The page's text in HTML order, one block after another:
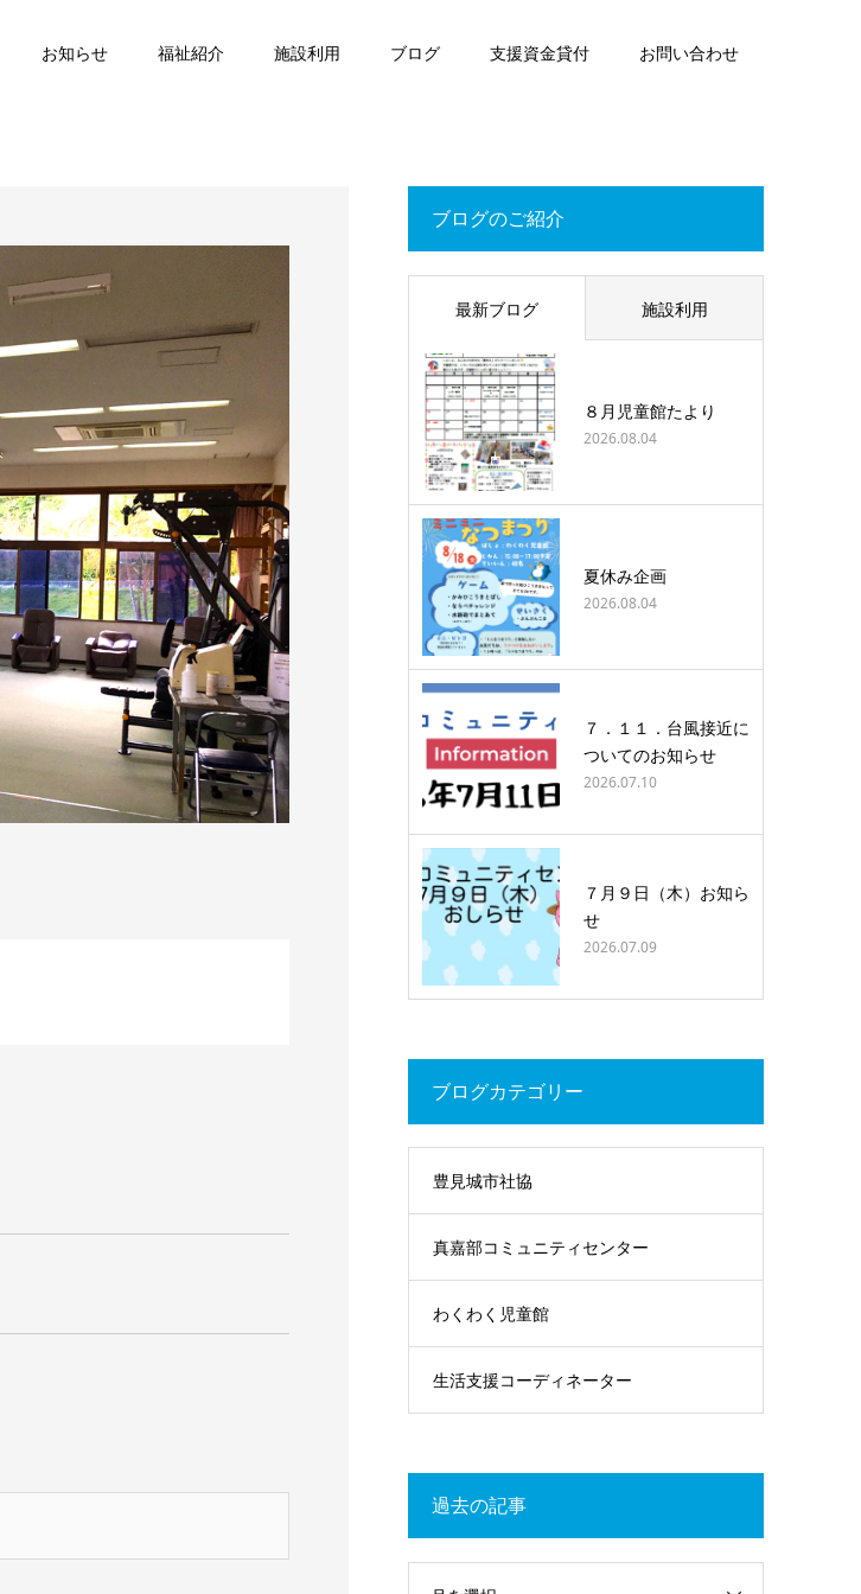
お知らせ 福祉紹介 施設利用 ブログ 支援資金貸付 お問い合わせ
ブログのご紹介
最新ブログ 施設利用
８月児童館たより
2026.08.04
夏休み企画
2026.08.04
７．１１．台風接近に
ついてのお知らせ
2026.07.10
７月９日（木）お知ら
せ
2026.07.09
ブログカテゴリー
豊見城市社協
真嘉部コミュニティセンター
わくわく児童館
生活支援コーディネーター
過去の記事